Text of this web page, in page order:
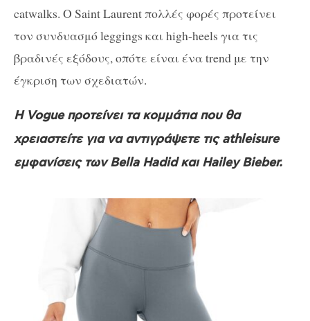
catwalks. O Saint Laurent πολλές φορές προτείνει
τον συνδυασμό leggings και high-heels για τις
βραδινές εξόδους, οπότε είναι ένα trend με την
έγκριση των σχεδιατών.
Η Vogue προτείνει τα κομμάτια που θα
χρειαστείτε για να αντιγράψετε τις athleisure
εμφανίσεις των Bella Hadid και Hailey Bieber.